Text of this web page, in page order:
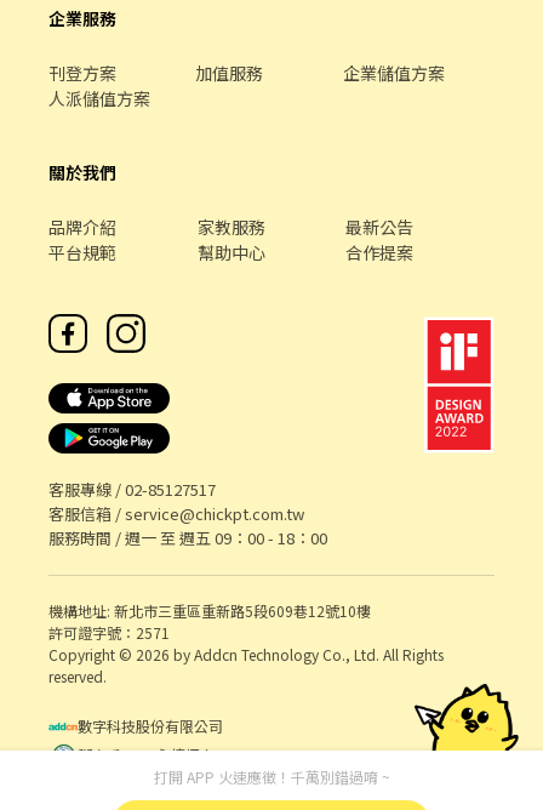
園市中壢區中美路一段53號 中壢龍文 - 智取店：桃園市中壢區龍文
智取店：桃園市中壢區後寮一路323號 中壢復強 - 智取店：桃園市
中壢區復華街191號與193號 中壢中正 - 智取店： 桃園市中壢區中正
園市中壢區元化路103號 中壢慈惠店：桃園市中壢區慈惠三街39號
壢區松勇路198號 中壢復華店：桃園市中壢區復華11街56號 中壢福
州二店：桃園市中壢區福州一街246號 中壢成章店：桃園市中壢區
壢民族店：桃園市中壢區民族路五段88號 平鎮區 平鎮南豐 - 智取
店：桃園市平鎮區南豐路194號 平鎮廣德 - 智取店：桃園市平鎮區
廣德街238巷24號 平鎮龍南 - 智取店：桃園市平鎮區龍南路150之1
號 平鎮龍江店：桃園市平鎮區龍江路188號 平鎮平東店：桃園市平
鎮區平東路59號 平鎮金陵店：桃園市平鎮區金陵路三段63號 平鎮湧
安店：桃園市平鎮區湧安路1號 平鎮文心 - 智取店：桃園市平鎮區文
智取店：桃園市平鎮區延平路二段26號 平鎮廣泰店：桃園市平鎮區
廣泰路258-1號 平鎮和平店：桃園市平鎮區和平路169號 平鎮新富 -
智取店：桃園市平鎮區新富二街50號 平鎮廣泰店：桃園市平鎮區廣
桃園市楊梅區中興路80巷22號 楊梅四維店：桃園市楊梅區四維路48
號 楊梅三民店：桃園市楊梅區三民路47號 楊梅新成店：桃園市楊梅
區新成路15號 楊梅青山店：桃園市楊梅區青山一街213號 楊梅瑞梅
店：桃園市楊梅區瑞梅街188號 楊梅楊新 - 智取店：桃園市楊梅區
楊新北路269-5號 楊梅萬大店：桃園市楊梅區萬大路75號 觀音區 觀
音新生 - 智取店：桃園市觀音區新生路1545號 觀音大觀店：桃園市
觀音區大觀路二段257之1號 (以上門店缺額有限，可應徵多間店唷)
💖因應徵人多缺額異動快,如未看到想應徵的門店歡迎詢問💖 📜應徵
成長 • 不怕忙碌，樂於團隊合作 • 喜歡把事情做好，而不是只把
步一步陪你成長。 🤍 我們期待與你一起努力 我們相信，每一個不起
眼的小細節，都能讓一間門市變得與眾不同。 如果你也認同這樣的
面試，期待與你相見！
企業服務
刊登方案 加值服務
企業儲值方案
人派儲值方案
關於我們
品牌介紹 家教服務
最新公告
平台規範
幫助中心 合作提案
客服專線 /02-85127517
客服信箱 /service@chickpt.com.tw
服務時間 / 週一 至 週五 09：00 - 18：00
機構地址: 新北市三重區重新路5段609巷12號10樓
許可證字號：2571
Copyright © 2026 by Addcn Technology Co., Ltd. All Rights
reserved.
數字科技股份有限公司
鄧白氏 ESG 永續標章
打開 APP 火速應徵！千萬別錯過唷 ~